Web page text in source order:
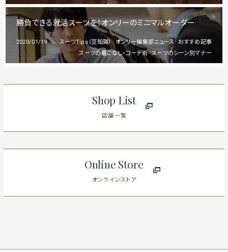
勝負できる就活スーツを！オンリーのミニマルオーダー
2020/01/19 おすすめ記事
オンリー編集部ニュース
スーツTips（豆知識）
スーツのシーン別マナー
スーツの着こなし・コーデ術
Shop List
店舗一覧
Online Store
オンラインストア